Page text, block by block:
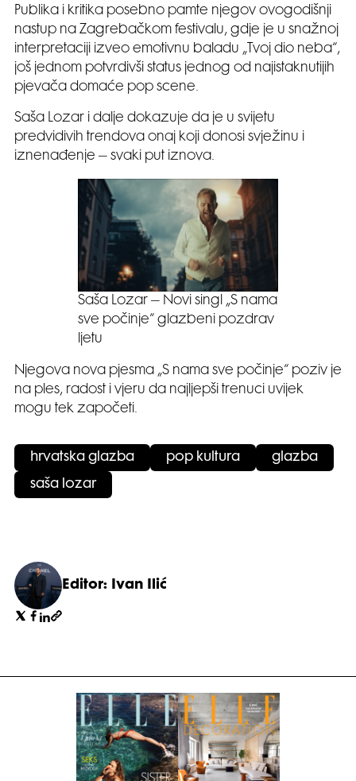
Publika i kritika posebno pamte njegov ovogodišnji
nastup na Zagrebačkom festivalu, gdje je u snažnoj
interpretaciji izveo emotivnu baladu „Tvoj dio neba“,
još jednom potvrdivši status jednog od najistaknutijih
pjevača domaće pop scene.
Saša Lozar i dalje dokazuje da je u svijetu
predvidivih trendova onaj koji donosi svježinu i
iznenađenje – svaki put iznova.
Saša Lozar – Novi singl „S nama
sve počinje“ glazbeni pozdrav
ljetu
Njegova nova pjesma „S nama sve počinje“ poziv je
na ples, radost i vjeru da najljepši trenuci uvijek
mogu tek započeti.
hrvatska glazba pop kultura glazba
saša lozar
Editor: Ivan Ilić